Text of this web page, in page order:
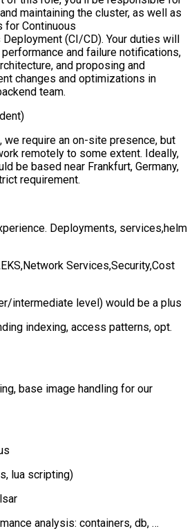
maintaining the cluster, as well as
for Continuous
(CI/CD). Your duties will
and failure notifications,
and proposing and
changes and optimizations in
team.
we require an on-site presence, but
remotely to some extent. Ideally,
be based near Frankfurt, Germany,
requirement.
Deployments, services,helm
Services,Security,Cost
intermediate level) would be a plus
indexing, access patterns, opt.
base image handling for our
lua scripting)
analysis: containers, db, …